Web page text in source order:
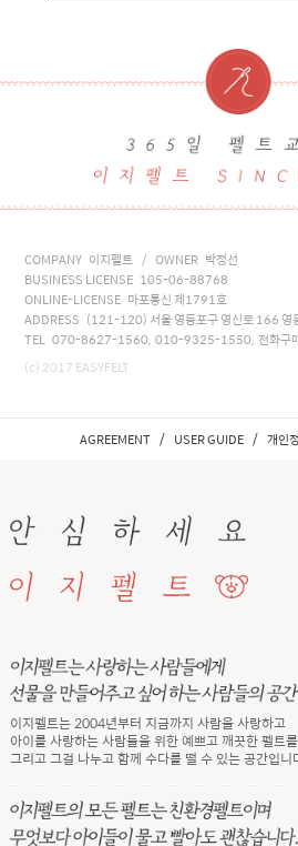
COMPANY 이지펠트 / OWNER 박정선
BUSINESS LICENSE 105-06-88768
ONLINE-LICENSE 마포통신 제1791호
ADDRESS (121-120) 서울 영등포구 영신로 166 영
TEL 070-8627-1560, 010-9325-1550, 전화구
(c) 2017 EASYFELT
AGREEMENT / USER GUIDE / 개인
이지펠트는 2004년부터 지금까지 사람을 사랑하고
아이를 사랑하는 사람들을 위한 예쁘고 깨끗한 펠트
그리고 그걸 나누고 함께 수다를 떨 수 있는 공간입니